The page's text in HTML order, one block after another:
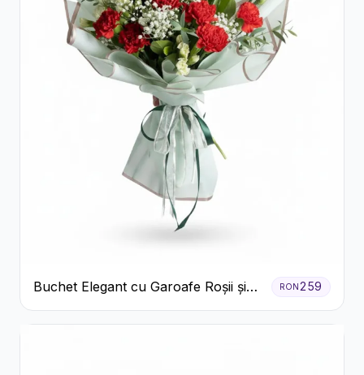
Buchet Elegant cu Garoafe Roșii și
Floarea Miresei
RON259